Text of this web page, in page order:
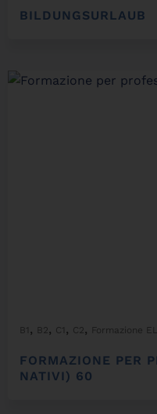
BILDUNGSURLAUB
B1 , B2 , C1 , C2 , Formazione
FORMAZIONE PER
NATIVI) 60